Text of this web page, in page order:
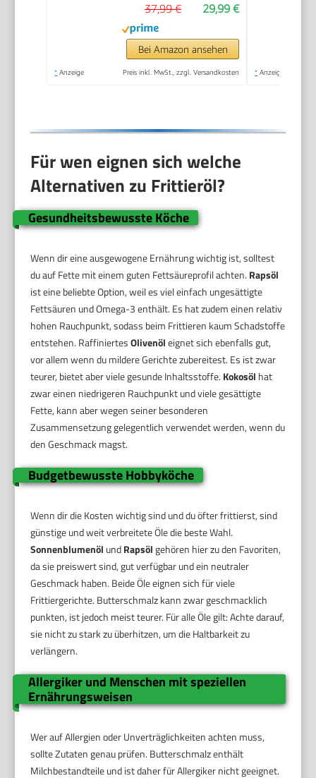
Teile, Cool-Touch-
Gehäuse, Einfach zu
Reinigen, FR-9326
29,99 €
37,99 €
Bei Amazon ansehen
* Anzeige Preis inkl. MwSt., zzgl. Versandkosten * Anzeige
Für wen eignen sich welche
Alternativen zu Frittieröl?
Gesundheitsbewusste Köche
Wenn dir eine ausgewogene Ernährung wichtig ist, solltest
du auf Fette mit einem guten Fettsäureprofil achten. Rapsöl
ist eine beliebte Option, weil es viel einfach ungesättigte
Fettsäuren und Omega-3 enthält. Es hat zudem einen relativ
hohen Rauchpunkt, sodass beim Frittieren kaum Schadstoffe
entstehen. RaffiniertesOlivenöleignet sich ebenfalls gut,
vor allem wenn du mildere Gerichte zubereitest. Es ist zwar
teurer, bietet aber viele gesunde Inhaltsstoffe. Kokosöl hat
zwar einen niedrigeren Rauchpunkt und viele gesättigte
Fette, kann aber wegen seiner besonderen
Zusammensetzung gelegentlich verwendet werden, wenn du
den Geschmack magst.
Budgetbewusste Hobbyköche
Wenn dir die Kosten wichtig sind und du öfter frittierst, sind
günstige und weit verbreitete Öle die beste Wahl.
Sonnenblumenöl undRapsölgehören hier zu den Favoriten,
da sie preiswert sind, gut verfügbar und ein neutraler
Geschmack haben. Beide Öle eignen sich für viele
Frittiergerichte. Butterschmalz kann zwar geschmacklich
punkten, ist jedoch meist teurer. Für alle Öle gilt: Achte darauf,
sie nicht zu stark zu überhitzen, um die Haltbarkeit zu
verlängern.
Allergiker und Menschen mit speziellen
Ernährungsweisen
Wer auf Allergien oder Unverträglichkeiten achten muss,
sollte Zutaten genau prüfen. Butterschmalz enthält
Milchbestandteile und ist daher für Allergiker nicht geeignet.